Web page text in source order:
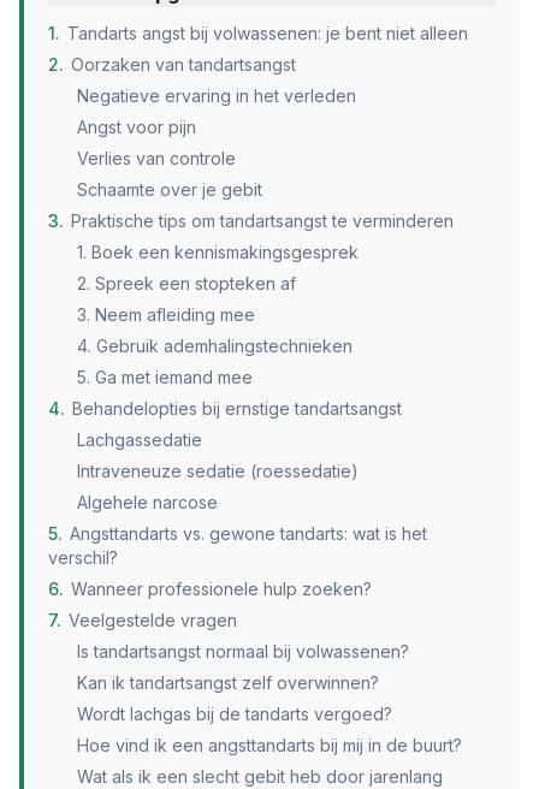
1. Tandarts angst bij volwassenen: je bent niet alleen
2. Oorzaken van tandartsangst
Negatieve ervaring in het verleden
Angst voor pijn
Verlies van controle
Schaamte over je gebit
3. Praktische tips om tandartsangst te verminderen
1. Boek een kennismakingsgesprek
2. Spreek een stopteken af
3. Neem afleiding mee
4. Gebruik ademhalingstechnieken
5. Ga met iemand mee
4. Behandelopties bij ernstige tandartsangst
Lachgassedatie
Intraveneuze sedatie (roessedatie)
Algehele narcose
5. Angsttandarts vs. gewone tandarts: wat is het
verschil?
6. Wanneer professionele hulp zoeken?
7. Veelgestelde vragen
Is tandartsangst normaal bij volwassenen?
Kan ik tandartsangst zelf overwinnen?
Wordt lachgas bij de tandarts vergoed?
Hoe vind ik een angsttandarts bij mij in de buurt?
Wat als ik een slecht gebit heb door jarenlang